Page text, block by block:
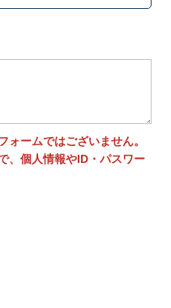
ームではございません。
、個人情報やID・パスワー